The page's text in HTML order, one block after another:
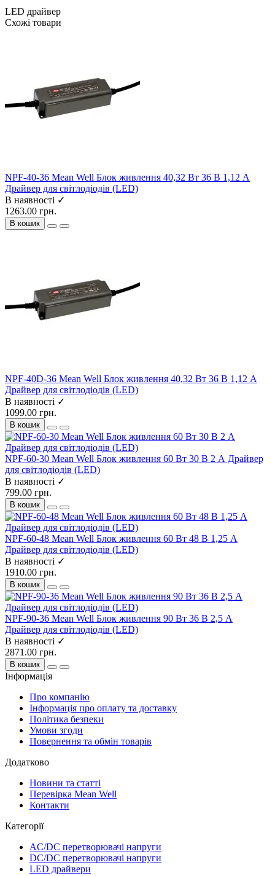
LED драйвер
Схожі товари
NPF-40-36 Mean Well Блок живлення 40,32 Вт 36 В 1,12 А
Драйвер для світлодіодів (LED)
В наявності ✓
1263.00 грн.
В кошик
NPF-40D-36 Mean Well Блок живлення 40,32 Вт 36 В 1,12 А
Драйвер для світлодіодів (LED)
В наявності ✓
1099.00 грн.
В кошик
NPF-60-30 Mean Well Блок живлення 60 Вт 30 В 2 А Драйвер
для світлодіодів (LED)
В наявності ✓
799.00 грн.
В кошик
NPF-60-48 Mean Well Блок живлення 60 Вт 48 В 1,25 А
Драйвер для світлодіодів (LED)
В наявності ✓
1910.00 грн.
В кошик
NPF-90-36 Mean Well Блок живлення 90 Вт 36 В 2,5 А
Драйвер для світлодіодів (LED)
В наявності ✓
2871.00 грн.
В кошик
Інформація
Про компанію
Інформація про оплату та доставку
Політика безпеки
Умови згоди
Повернення та обмін товарів
Додатково
Новини та статті
Перевірка Mean Well
Контакти
Категорії
AC/DC перетворювачі напруги
DC/DC перетворювачі напруги
LED драйвери